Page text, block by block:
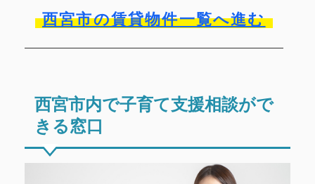
西宮市の賃貸物件一覧へ進む
西宮市内で子育て支援相談がで
きる窓口